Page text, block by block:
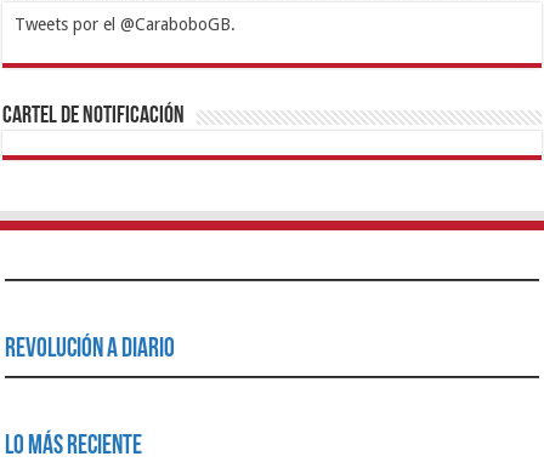
Tweets por el @CaraboboGB.
1xbetBetturkeyBetistKralbetSupertotobetTipobetMatadorbetMariobet
https://mvbcasino.com/
Cartel de Notificación
Revolución a Diario
Lo Más Reciente